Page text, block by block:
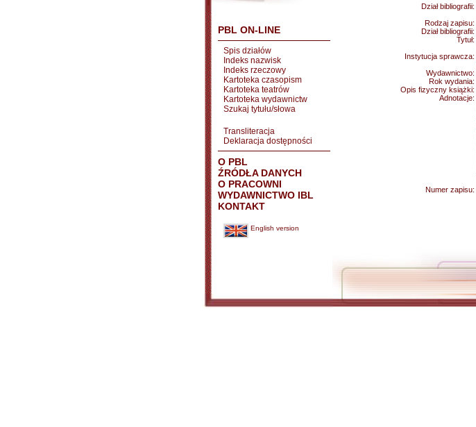
PBL ON-LINE
Spis działów
Indeks nazwisk
Indeks rzeczowy
Kartoteka czasopism
Kartoteka teatrów
Kartoteka wydawnictw
Szukaj tytułu/słowa
Transliteracja
Deklaracja dostępności
O PBL
ŹRÓDŁA DANYCH
O PRACOWNI
WYDAWNICTWO IBL
KONTAKT
English version
Dział bibliografii:
Rodzaj zapisu:
Dział bibliografii:
Tytuł:
Instytucja sprawcza:
Wydawnictwo:
Rok wydania:
Opis fizyczny książki:
Adnotacje:
Numer zapisu: